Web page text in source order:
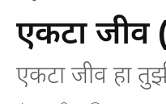
एकटा जीव
एकटा जीव हा